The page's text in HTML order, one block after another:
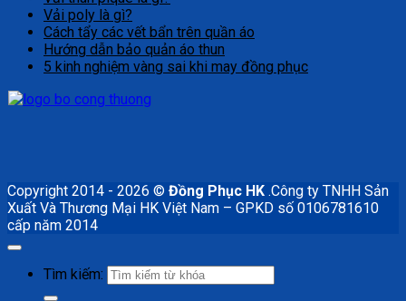
Vải poly là gì?
Cách tẩy các vết bẩn trên quần áo
Hướng dẫn bảo quản áo thun
5 kinh nghiệm vàng sai khi may đồng phục
Copyright 2014 - 2026 © Đồng Phục HK .Công ty TNHH Sản
Xuất Và Thương Mại HK Việt Nam – GPKD số 0106781610
cấp năm 2014
Tìm kiếm: